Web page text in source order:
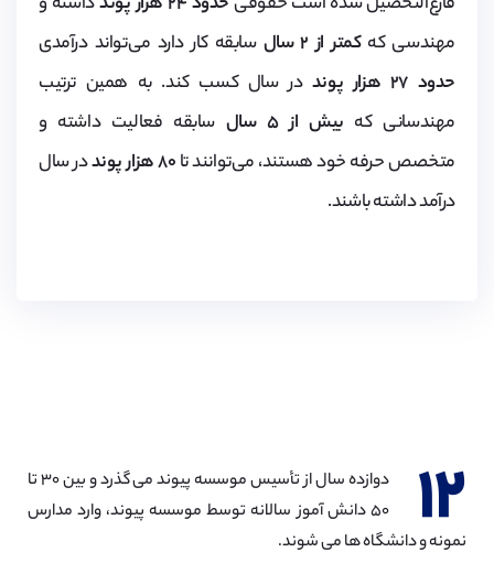
مهندسی کهکمتر از ۲ سال
سابقه کار دارد می‌تواند درآمدی
حدود ۲۷ هزار پوند
در سال کسب کند. به همین ترتیب
مهندسانی که بیش از ۵ سال
سابقه فعالیت داشته و
متخصص حرفه خود هستند، می‌توانند تا۸۰ هزار پوند
در سال
درآمد داشته باشند.
۱۲
دوازده سال از تأسیس موسسه پیوند می گذرد و بین ۳۰ تا
۵۰ دانش آموز سالانه توسط موسسه پیوند، وارد مدارس
نمونه و دانشگاه ها می شوند.